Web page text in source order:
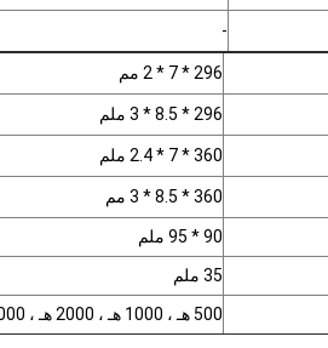
-
296 * 7 * 2 مم
296 * 8.5 * 3 ملم
360 * 7 * 2.4 ملم
360 * 8.5 * 3 مم
90 * 95 ملم
35 ملم
500 هـ ، 1000 هـ ، 2000 هـ ، 4000 هـ